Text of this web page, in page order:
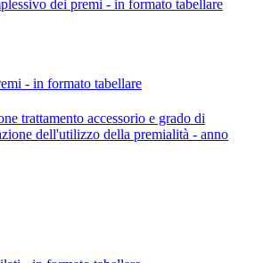
dei premi - in formato tabellare
- in formato tabellare
trattamento accessorio e grado di
dell'utilizzo della premialità - anno